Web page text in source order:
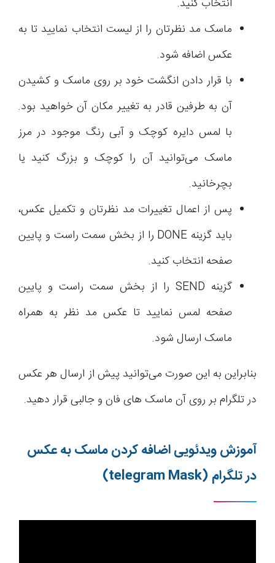
انتخاب کنید.
ماسک مد نظرتان را از لیست انتخاب نمایید تا به
عکس اضافه شود.
با قرار دادن انگشت خود بر روی ماسک و کشیدن
آن به طرفین قادر به تغییر مکان آن خواهید بود.
با لمس دایره کوچک و آبی رنگ موجود در مرز
ماسک می‌توانید آن را کوچک و بزرگ کنید یا
بچرخانید.
پس از اعمال تغییرات مد نظرتان و تکمیل عکس،
باید گزینه DONE را از بخش سمت راست و پایین
صفحه انتخاب کنید.
گزینه SEND را از بخش سمت راست و پایین
صفحه لمس نمایید تا عکس مد نظر به همراه
ماسک ارسال شود.
بنابراین به این صورت می‌توانید پیش از ارسال هر عکس
در تلگرام بر روی آن ماسک های فان و جالبی قرار دهید.
آموزش ویدئویی اضافه کردن ماسک به عکس
در تلگرام (telegram Mask)